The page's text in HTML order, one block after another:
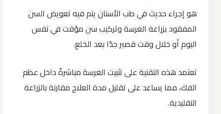
هو إجراء حديث في طب الأسنان يتم فيه تعويض السن
المفقود بزراعة الغرسة وتركيب سن مؤقت في نفس
اليوم أو خلال وقت قصير جدًا بعد الخلع.
تعتمد هذه التقنية على تثبيت الغرسة مباشرةً داخل عظم
الفك، مما يساعد على تقليل مدة العلاج مقارنة بالزراعة
التقليدية.